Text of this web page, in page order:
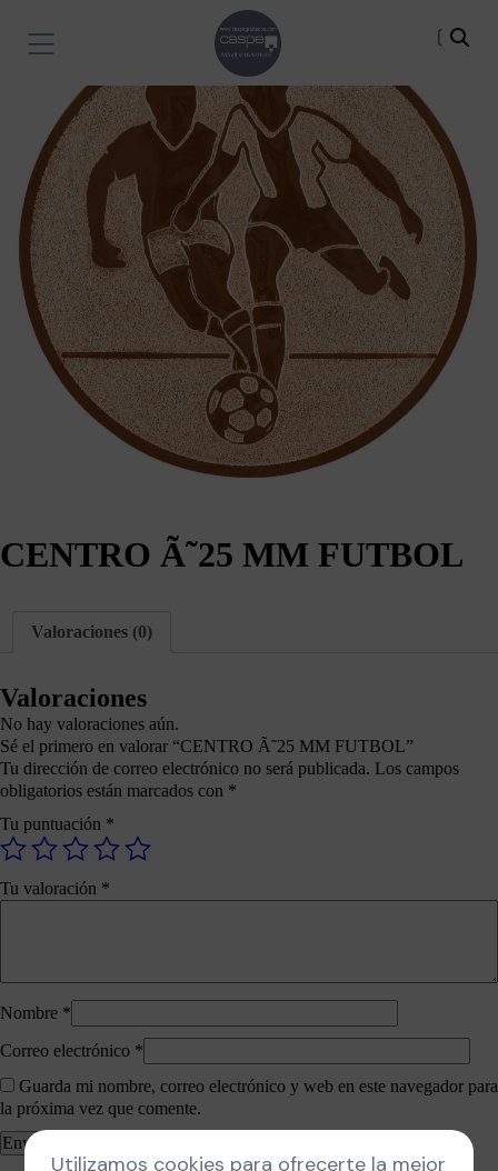
CENTRO Ã˜25 MM FUTBOL
Valoraciones (0)
Valoraciones
No hay valoraciones aún.
Sé el primero en valorar “CENTRO Ã˜25 MM FUTBOL”
Tu dirección de correo electrónico no será publicada. Los campos
obligatorios están marcados con *
Tu puntuación *
Tu valoración *
Nombre *
Correo electrónico *
Guarda mi nombre, correo electrónico y web en este navegador para
la próxima vez que comente.
Utilizamos cookies para ofrecerte la mejor